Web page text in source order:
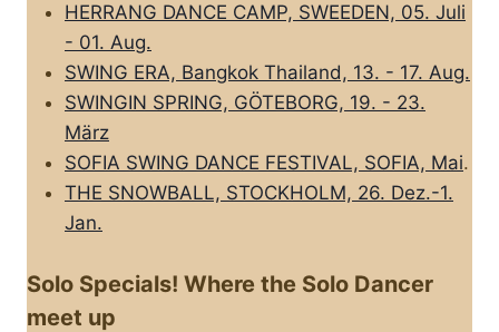
HERRANG DANCE CAMP, SWEEDEN, 05. Juli
- 01. Aug.
SWING ERA, Bangkok Thailand, 13. - 17. Aug.
SWINGIN SPRING, GÖTEBORG, 19. - 23.
März
SOFIA SWING DANCE FESTIVAL, SOFIA, Mai.
THE SNOWBALL, STOCKHOLM, 26. Dez.-1.
Jan.
Solo Specials! Where the Solo Dancer
meet up